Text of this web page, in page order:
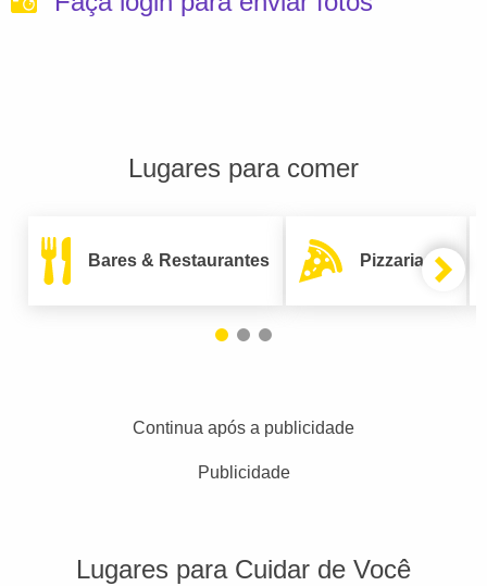
Lugares para comer
Bares & Restaurantes Pizzarias
Continua após a publicidade
Publicidade
Lugares para Cuidar de Você